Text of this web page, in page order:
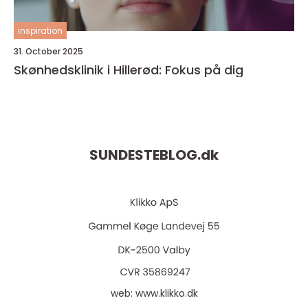
inspiration
31. October 2025
Skønhedsklinik i Hillerød: Fokus på dig
SUNDESTEBLOG.dk
web: www.klikko.dk